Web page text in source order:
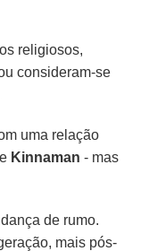
religiosos,
consideram-se
uma relação
Kinnaman - mas
de rumo.
mais pós-